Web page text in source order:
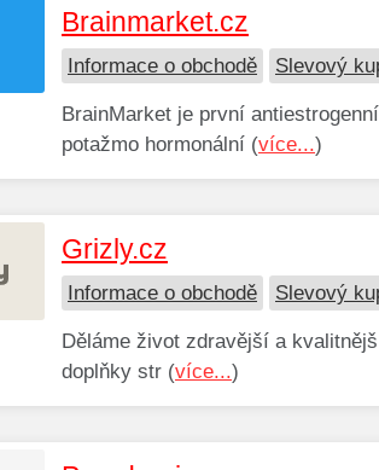
Brainmarket.cz
Informace o obchodě Slevový
BrainMarket je první
potažmo hormonální (více...)
Grizly.cz
Informace o obchodě Slevový
Děláme život zdravější a
doplňky str (více...)